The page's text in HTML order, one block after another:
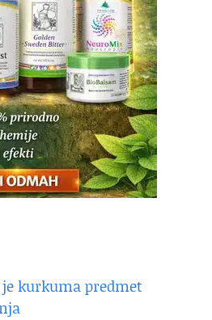
kurkuma predmet